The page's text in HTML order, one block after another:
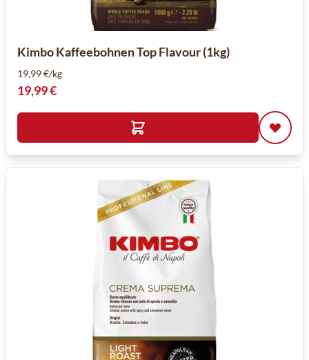
Kimbo Kaffeebohnen Top Flavour (1kg)
19,99 €/kg
19,99 €